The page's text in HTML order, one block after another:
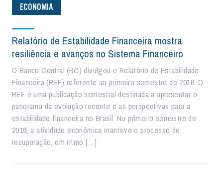
ECONOMIA
Relatório de Estabilidade Financeira mostra
resiliência e avanços no Sistema Financeiro
O Banco Central (BC) divulgou o Relatório de Estabilidade
Financeira (REF) referente ao primeiro semestre de 2018. O
REF é uma publicação semestral destinada a apresentar o
panorama da evolução recente e as perspectivas para a
estabilidade financeira no Brasil. No primeiro semestre de
2018, a atividade econômica manteve o processo de
recuperação, em ritmo […]